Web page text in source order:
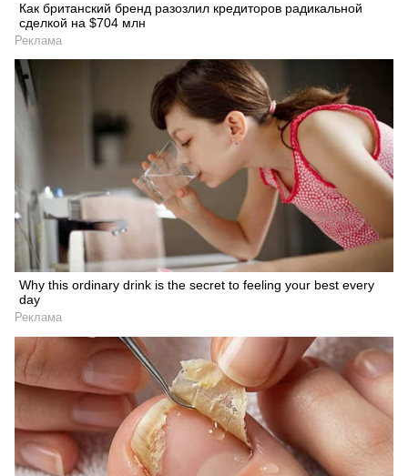
Как британский бренд разозлил кредиторов радикальной
сделкой на $704 млн
Реклама
Why this ordinary drink is the secret to feeling your best every
day
Реклама